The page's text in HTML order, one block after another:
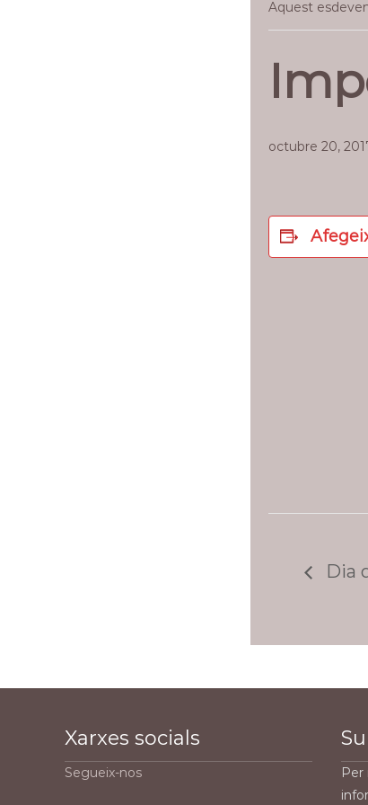
Aquest
octubre 20,
Dia
Xarxes socials
Segueix-nos
Per